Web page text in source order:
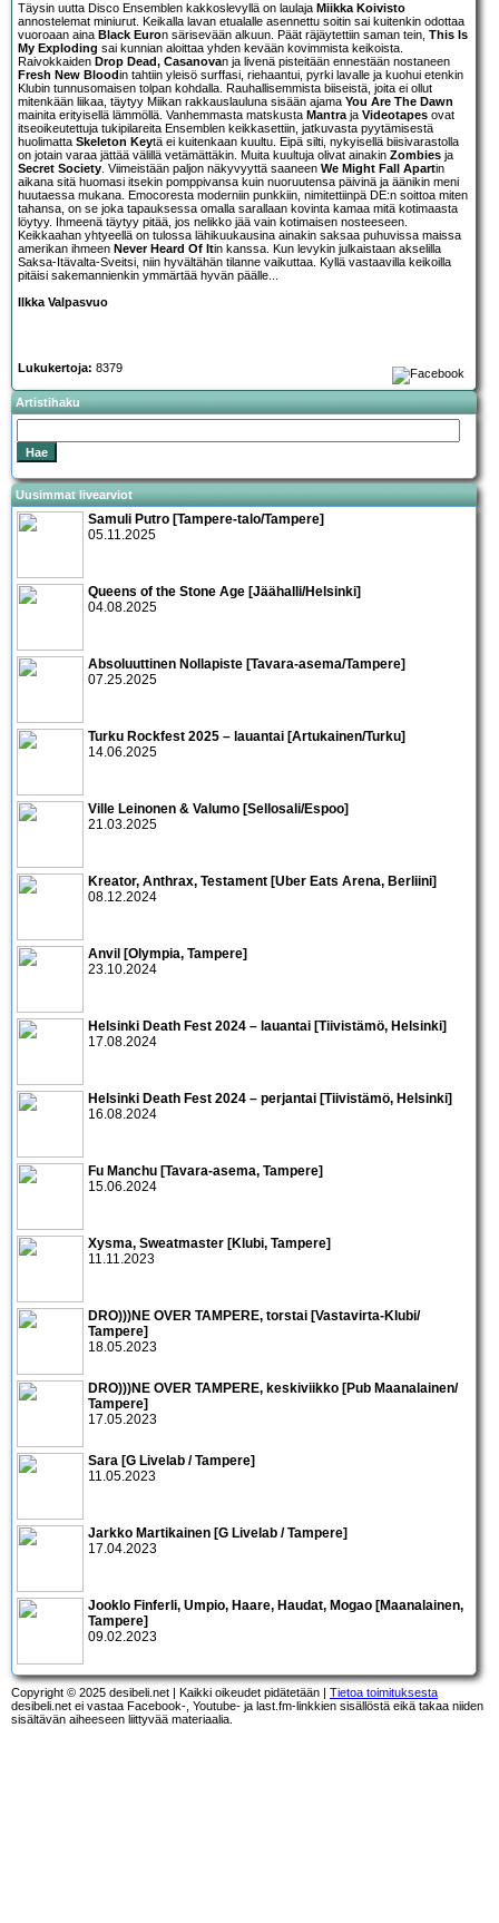
Täysin uutta Disco Ensemblen kakkoslevyllä on laulaja Miikka Koivisto
annostelemat miniurut. Keikalla lavan etualalle asennettu soitin sai kuitenkin odottaa
vuoroaan aina Black Euron särisevään alkuun. Päät räjäytettiin saman tein, This Is
My Exploding sai kunnian aloittaa yhden kevään kovimmista keikoista.
Raivokkaiden Drop Dead, Casanovan ja livenä pisteitään ennestään nostaneen
Fresh New Bloodin tahtiin yleisö surffasi, riehaantui, pyrki lavalle ja kuohui etenkin
Klubin tunnusomaisen tolpan kohdalla. Rauhallisemmista biiseistä, joita ei ollut
mitenkään liikaa, täytyy Miikan rakkauslauluna sisään ajama You Are The Dawn
mainita erityisellä lämmöllä. Vanhemmasta matskusta Mantraja Videotapes ovat
itseoikeutettuja tukipilareita Ensemblen keikkasettiin, jatkuvasta pyytämisestä
huolimatta Skeleton Keytä ei kuitenkaan kuultu. Eipä silti, nykyisellä biisivarastolla
on jotain varaa jättää välillä vetämättäkin. Muita kuultuja olivat ainakin Zombies ja
Secret Society. Viimeistään paljon näkyvyyttä saaneen We Might Fall Apartin
aikana sitä huomasi itsekin pomppivansa kuin nuoruutensa päivinä ja äänikin meni
huutaessa mukana. Emocoresta moderniin punkkiin, nimitettiinpä DE:n soittoa miten
tahansa, on se joka tapauksessa omalla sarallaan kovinta kamaa mitä kotimaasta
löytyy. Ihmeenä täytyy pitää, jos nelikko jää vain kotimaisen nosteeseen.
Keikkaahan yhtyeellä on tulossa lähikuukausina ainakin saksaa puhuvissa maissa
amerikan ihmeen Never Heard Of Itin kanssa. Kun levykin julkaistaan akselilla
Saksa-Itävalta-Sveitsi, niin hyvältähän tilanne vaikuttaa. Kyllä vastaavilla keikoilla
pitäisi sakemannienkin ymmärtää hyvän päälle...
Ilkka Valpasvuo
Lukukertoja: 8379
Artistihaku
Uusimmat livearviot
Samuli Putro [Tampere-talo/Tampere]
05.11.2025
Queens of the Stone Age [Jäähalli/Helsinki]
04.08.2025
Absoluuttinen Nollapiste [Tavara-asema/Tampere]
07.25.2025
Turku Rockfest 2025 – lauantai [Artukainen/Turku]
14.06.2025
Ville Leinonen & Valumo [Sellosali/Espoo]
21.03.2025
Kreator, Anthrax, Testament [Uber Eats Arena, Berliini]
08.12.2024
Anvil [Olympia, Tampere]
23.10.2024
Helsinki Death Fest 2024 – lauantai [Tiivistämö, Helsinki]
17.08.2024
Helsinki Death Fest 2024 – perjantai [Tiivistämö, Helsinki]
16.08.2024
Fu Manchu [Tavara-asema, Tampere]
15.06.2024
Xysma, Sweatmaster [Klubi, Tampere]
11.11.2023
DRO)))NE OVER TAMPERE, torstai [Vastavirta-Klubi/
Tampere]
18.05.2023
DRO)))NE OVER TAMPERE, keskiviikko [Pub Maanalainen/
Tampere]
17.05.2023
Sara [G Livelab / Tampere]
11.05.2023
Jarkko Martikainen [G Livelab / Tampere]
17.04.2023
Jooklo Finferli, Umpio, Haare, Haudat, Mogao [Maanalainen,
Tampere]
09.02.2023
Copyright © 2025 desibeli.net | Kaikki oikeudet pidätetään | Tietoa toimituksesta
desibeli.net ei vastaa Facebook-, Youtube- ja last.fm-linkkien sisällöstä eikä takaa niiden
sisältävän aiheeseen liittyvää materiaalia.